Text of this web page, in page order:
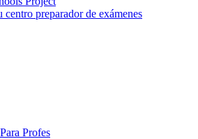
centro preparador de exámenes
Para Profes